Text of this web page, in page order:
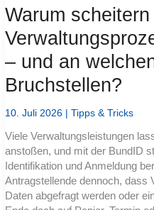
POP3
und
konfigurieren
(SSL/TLS,
STARTTLS,
unverschlüsselt)?
Warum
– und an
Bruchstellen?
10. Juli 2026 |Tipps & Tricks
Viele Verwaltungsleistungen
anstoßen, und mit der BundID
Identifikation und Anmeldung
Antragstellende dennoch, dass
Daten abgefragt werden oder